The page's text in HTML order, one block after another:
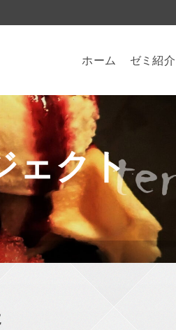
ホーム ゼミ紹介
ェクト